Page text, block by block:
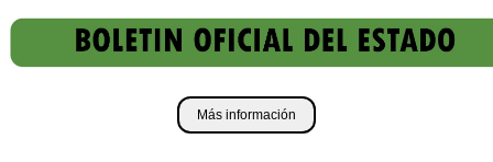
Más información